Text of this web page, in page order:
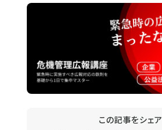
この記事をシェア